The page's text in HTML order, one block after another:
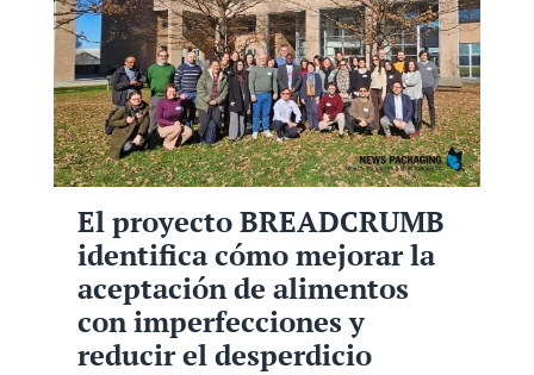
El proyecto BREADCRUMB
identifica cómo mejorar la
aceptación de alimentos
con imperfecciones y
reducir el desperdicio